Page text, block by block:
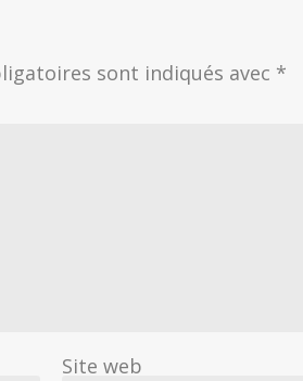
sont indiqués avec *
Site web